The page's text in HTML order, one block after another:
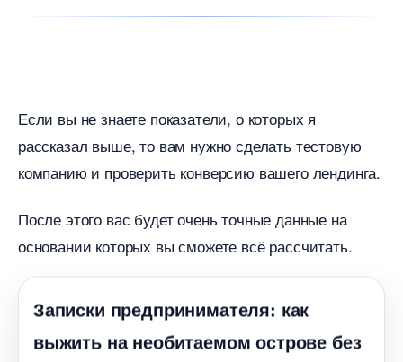
Если вы не знаете показатели, о которых я
рассказал выше, то вам нужно сделать тестовую
компанию и проверить конверсию вашего лендинга.
После этого вас будет очень точные данные на
основании которых вы сможете всё рассчитать.
Записки предпринимателя: как
ыжить на необитаемом острове без